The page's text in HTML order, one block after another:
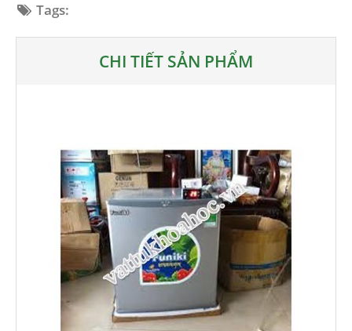
Tags:
CHI TIẾT SẢN PHẨM